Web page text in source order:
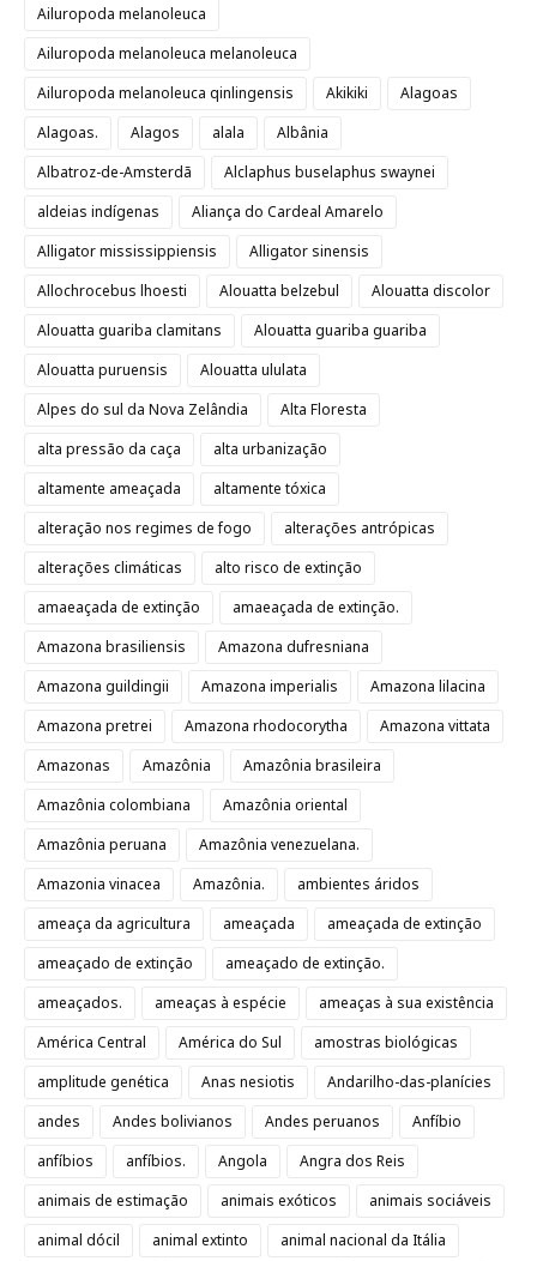
Ailuropoda melanoleuca
Ailuropoda melanoleuca melanoleuca
Ailuropoda melanoleuca qinlingensis
Akikiki
Alagoas
Alagoas.
Alagos alala
Albânia
Albatroz-de-Amsterdã
Alclaphus buselaphus swaynei
aldeias indígenas
Aliança do Cardeal Amarelo
Alligator mississippiensis
Alligator sinensis
Allochrocebus lhoesti
Alouatta belzebul
Alouatta discolor
Alouatta guariba clamitans
Alouatta guariba guariba
Alouatta puruensis
Alouatta ululata
Alpes do sul da Nova Zelândia
Alta Floresta
alta pressão da caça
alta urbanização
altamente ameaçada
altamente tóxica
alteração nos regimes de fogo
alterações antrópicas
alterações climáticas
alto risco de extinção
amaeaçada de extinção
amaeaçada de extinção.
Amazona brasiliensis
Amazona dufresniana
Amazona guildingii
Amazona imperialis
Amazona lilacina
Amazona pretrei
Amazona rhodocorytha
Amazona vittata
Amazonas
Amazônia
Amazônia brasileira
Amazônia colombiana
Amazônia oriental
Amazônia peruana
Amazônia venezuelana.
Amazonia vinacea
Amazônia.
ambientes áridos
ameaça da agricultura
ameaçada
ameaçada de extinção
ameaçado de extinção
ameaçado de extinção.
ameaçados.
ameaças à espécie
ameaças à sua existência
América Central
América do Sul
amostras biológicas
amplitude genética
Anas nesiotis
Andarilho-das-planícies
andes
Andes bolivianos Andes peruanos
Anfíbio
anfíbios
anfíbios. Angola
Angra dos Reis
animais de estimação
animais exóticos
animais sociáveis
animal dócil
animal extinto
animal nacional da Itália